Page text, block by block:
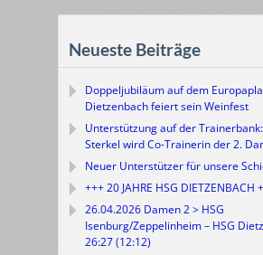
Neueste Beiträge
Doppeljubiläum auf dem
Dietzenbach feiert sein Weinfest
Unterstützung auf der
Sterkel wird Co-Trainerin der 2.
Neuer Unterstützer für unsere
+++ 20 JAHRE HSG DIETZENBACH
26.04.2026 Damen 2 > HSG
Isenburg/Zeppelinheim – HSG
26:27 (12:12)